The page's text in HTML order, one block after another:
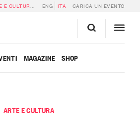
E CULTURA » ISCREAM FESTIVAL: MUSICA DAL
ENG ITA CARICA UN EVENTO
MAGAZINE SHOP
ARTE E CULTURA